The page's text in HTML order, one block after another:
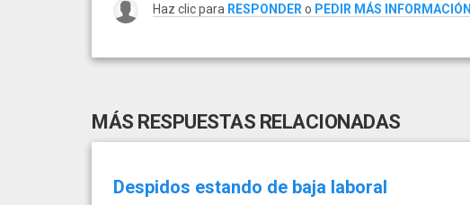
Haz clic para RESPONDER o PEDIR MÁS INFORMACIÓN
MÁS RESPUESTAS RELACIONADAS
Despidos estando de baja laboral